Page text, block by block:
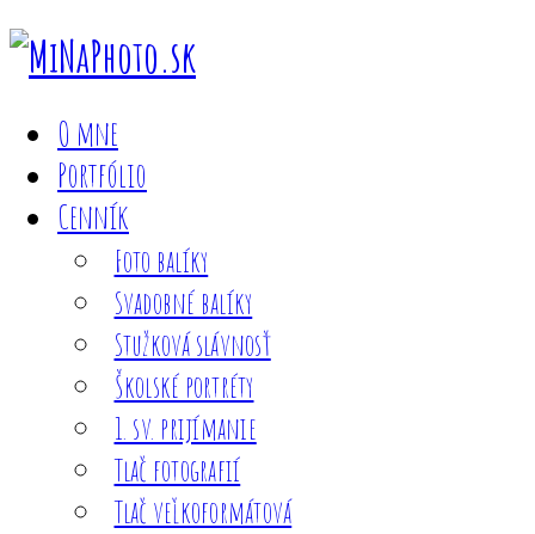
O mne
Portfólio
Cenník
Foto balíky
Svadobné balíky
Stužková slávnosť
Školské portréty
1. sv. prijímanie
Tlač fotografií
Tlač veľkoformátová